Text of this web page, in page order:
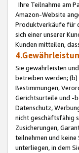
Ihre Teilnahme am
Amazon-Website
Produktverkäufe für
sich einer unserer
Kunden mitteilen,
Sie gewährleisten
betreiben werden;
Bestimmungen,
Gerichtsurteile und -
Datenschutz,
nicht geschäftsfähig
Zusicherungen,
teilnehmen und keine
unterliegen, in dem